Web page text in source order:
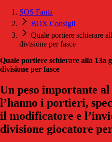
SOS Fanta
BOX Consigli
Quale portiere schierare
divisione per fasce
Quale portiere schierare alla 13a
divisione per fasce
Un peso importante
l’hanno i portieri,
il modificatore e
divisione giocatore